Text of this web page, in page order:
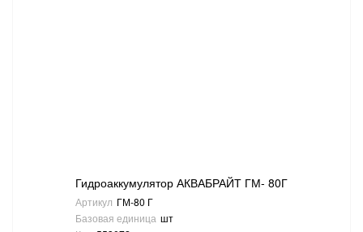
Гидроаккумулятор АКВАБРАЙТ ГМ- 80Г
Артикул ГМ-80 Г
Базовая единица шт